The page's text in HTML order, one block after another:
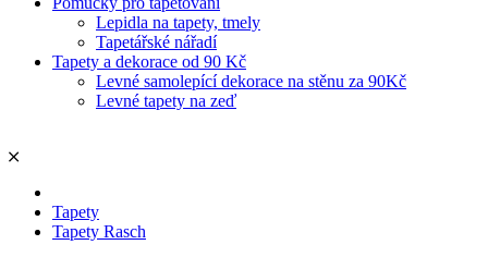
Lepidla na tapety, tmely
Tapetářské nářadí
Tapety a dekorace od 90 Kč
Levné samolepící dekorace na stěnu za 90Kč
Levné tapety na zeď
Tapety
Tapety Rasch